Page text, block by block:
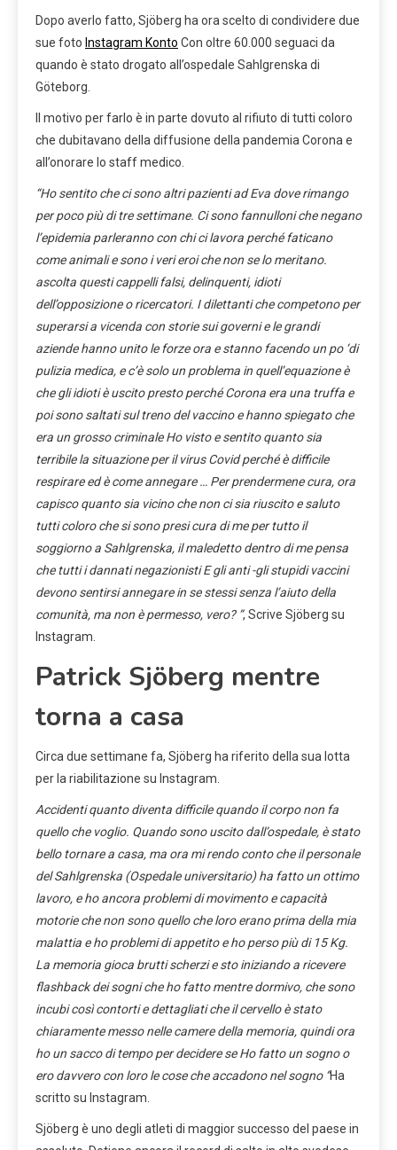
Dopo averlo fatto, Sjöberg ha ora scelto di condividere due
sue foto Instagram Konto Con oltre 60.000 seguaci da
quando è stato drogato all’ospedale Sahlgrenska di
Göteborg.
Il motivo per farlo è in parte dovuto al rifiuto di tutti coloro
che dubitavano della diffusione della pandemia Corona e
all’onorare lo staff medico.
“Ho sentito che ci sono altri pazienti ad Eva dove rimango
per poco più di tre settimane. Ci sono fannulloni che negano
l’epidemia parleranno con chi ci lavora perché faticano
come animali e sono i veri eroi che non se lo meritano.
ascolta questi cappelli falsi, delinquenti, idioti
dell’opposizione o ricercatori. I dilettanti che competono per
superarsi a vicenda con storie sui governi e le grandi
aziende hanno unito le forze ora e stanno facendo un po ‘di
pulizia medica, e c’è solo un problema in quell’equazione è
che gli idioti è uscito presto perché Corona era una truffa e
poi sono saltati sul treno del vaccino e hanno spiegato che
era un grosso criminale Ho visto e sentito quanto sia
terribile la situazione per il virus Covid perché è difficile
respirare ed è come annegare … Per prendermene cura, ora
capisco quanto sia vicino che non ci sia riuscito e saluto
tutti coloro che si sono presi cura di me per tutto il
soggiorno a Sahlgrenska, il maledetto dentro di me pensa
che tutti i dannati negazionisti E gli anti -gli stupidi vaccini
devono sentirsi annegare in se stessi senza l’aiuto della
comunità, ma non è permesso, vero? ”, Scrive Sjöberg su
Instagram.
Patrick Sjöberg mentre
torna a casa
Circa due settimane fa, Sjöberg ha riferito della sua lotta
per la riabilitazione su Instagram.
Accidenti quanto diventa difficile quando il corpo non fa
quello che voglio. Quando sono uscito dall’ospedale, è stato
bello tornare a casa, ma ora mi rendo conto che il personale
del Sahlgrenska (Ospedale universitario) ha fatto un ottimo
lavoro, e ho ancora problemi di movimento e capacità
motorie che non sono quello che loro erano prima della mia
malattia e ho problemi di appetito e ho perso più di 15 Kg.
La memoria gioca brutti scherzi e sto iniziando a ricevere
flashback dei sogni che ho fatto mentre dormivo, che sono
incubi così contorti e dettagliati che il cervello è stato
chiaramente messo nelle camere della memoria, quindi ora
ho un sacco di tempo per decidere se Ho fatto un sogno o
ero davvero con loro le cose che accadono nel sogno “Ha
scritto su Instagram.
Sjöberg è uno degli atleti di maggior successo del paese in